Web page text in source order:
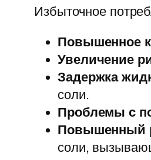
Избыточное
Повышенное
Увеличение
Задержка
соли.
Проблемы с
Повышенный
соли,